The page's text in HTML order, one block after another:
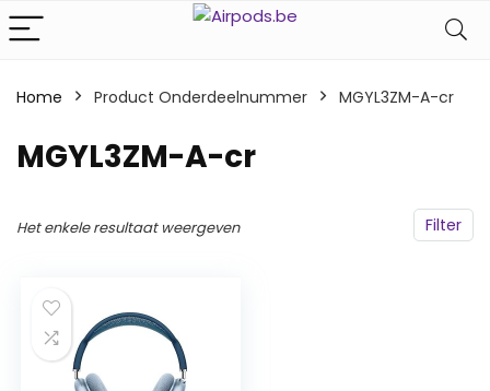
Home Product Onderdeelnummer ‎MGYL3ZM-A-cr
‎MGYL3ZM-A-cr
Filter
Het enkele resultaat weergeven